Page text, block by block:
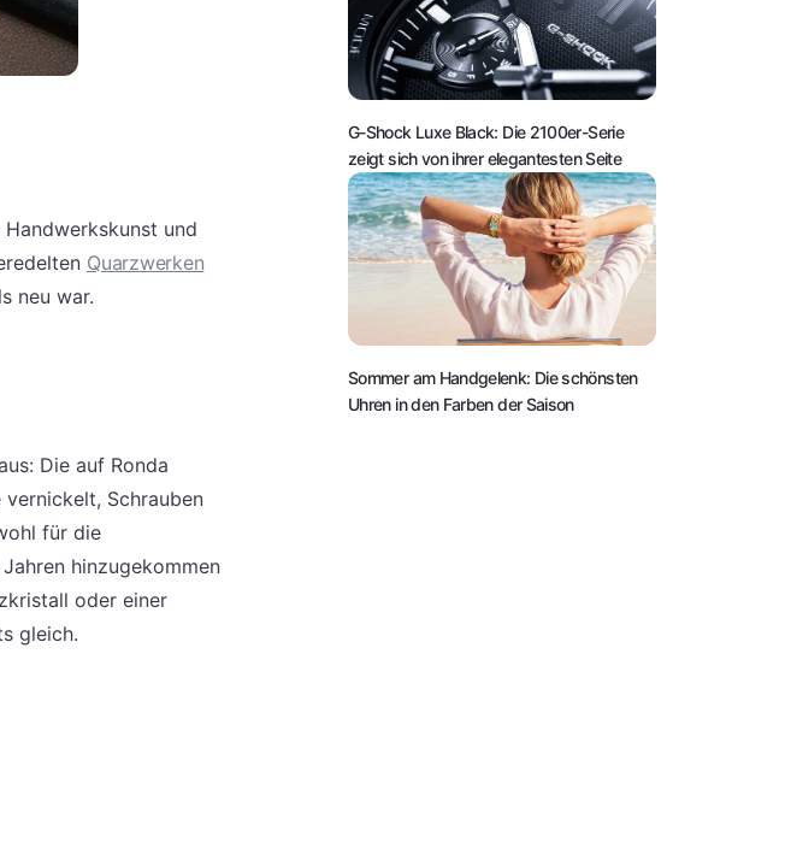
und
Quarzwerken
neu war.
Die auf Ronda
Schrauben
für die
hinzugekommen
oder einer
gleich.
G-Shock Luxe Black: Die 2100er-Serie
zeigt sich von ihrer elegantesten Seite
Sommer am Handgelenk: Die schönsten
Uhren in den Farben der Saison